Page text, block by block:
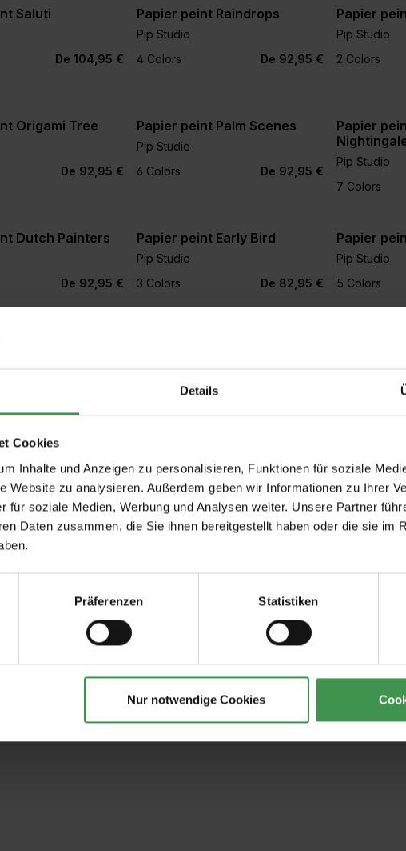
Details
Cookies
Inhalte und Anzeigen zu personalisieren, Funktionen für soziale
Website zu analysieren. Außerdem geben wir Informationen zu Ihrer
für soziale Medien, Werbung und Analysen weiter. Unsere Partner
Daten zusammen, die Sie ihnen bereitgestellt haben oder die sie im
Präferenzen Statistiken
Nur notwendige Cookies
Saluti
De 104,95 €
Papier peint Raindrops
Pip Studio
4 Colors
De 92,95 €
Papier
Pip Studio
2 Colors
+1
Origami Tree
De 92,95 € +2
Papier peint Palm Scenes
Pip Studio
6 Colors
De 92,95 €
Papier
Pip Studio
7 Colors
Dutch Painters
De 92,95 €
Papier peint Early Bird
Pip Studio
3 Colors
De 82,95 €
Papier
Pip Studio
5 Colors
Floral Fantasy
Blau
Pip Studio
Pip Studio